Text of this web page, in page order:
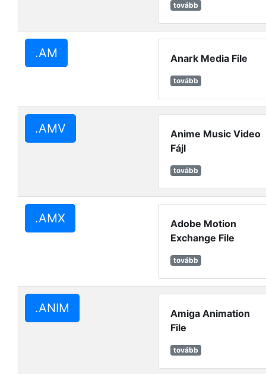
tovább
.AM Anark Media File
tovább
.AMV
Anime Music Video
Fájl
tovább
.AMX
Adobe Motion
Exchange File
tovább
.ANIM
Amiga Animation
File
tovább